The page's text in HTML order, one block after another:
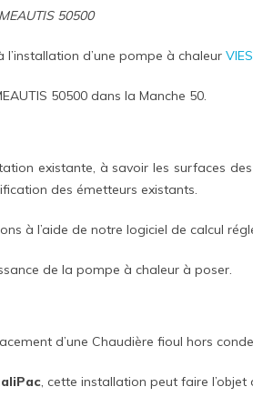
50500
l’installation d’une pompe à chaleur
50500 dans la Manche 50.
existante, à savoir les surfaces
des émetteurs existants.
à l’aide de notre logiciel de calcul
de la pompe à chaleur à poser.
d’une Chaudière fioul hors
, cette installation peut faire l’objet